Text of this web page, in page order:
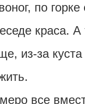
по горке
краса. А
из-за
все